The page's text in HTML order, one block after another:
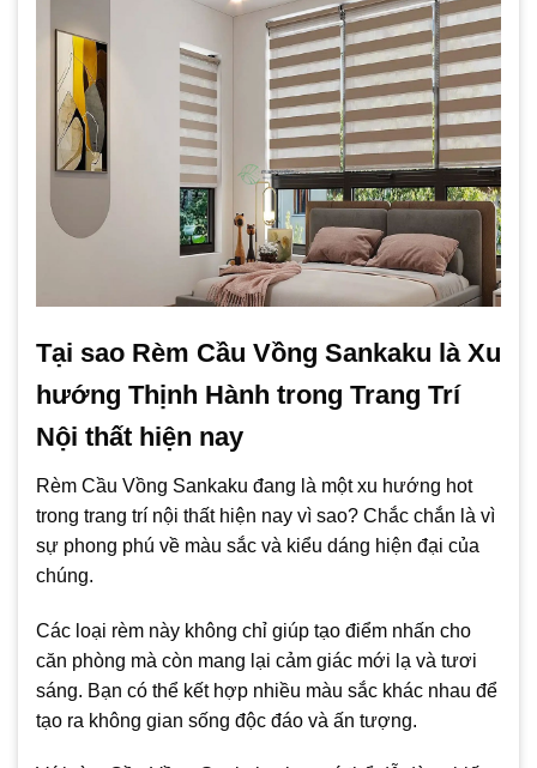
Tại sao Rèm Cầu Vồng Sankaku là Xu
hướng Thịnh Hành trong Trang Trí
Nội thất hiện nay
Rèm Cầu Vồng Sankaku đang là một xu hướng hot
trong trang trí nội thất hiện nay vì sao? Chắc chắn là vì
sự phong phú về màu sắc và kiểu dáng hiện đại của
chúng.
Các loại rèm này không chỉ giúp tạo điểm nhấn cho
căn phòng mà còn mang lại cảm giác mới lạ và tươi
sáng. Bạn có thể kết hợp nhiều màu sắc khác nhau để
tạo ra không gian sống độc đáo và ấn tượng.